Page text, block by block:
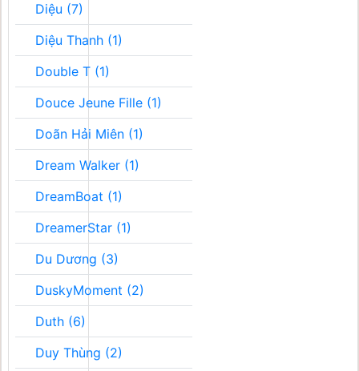
Diệu (7)
Diệu Thanh (1)
Double T (1)
Douce Jeune Fille (1)
Doãn Hải Miên (1)
Dream Walker (1)
DreamBoat (1)
DreamerStar (1)
Du Dương (3)
DuskyMoment (2)
Duth (6)
Duy Thùng (2)